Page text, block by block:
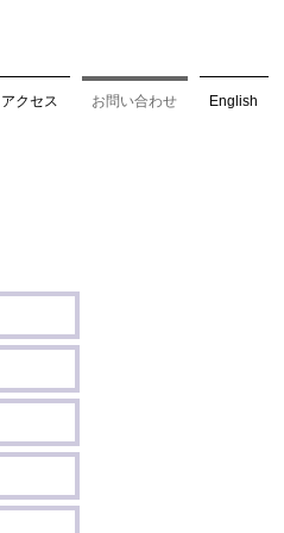
アクセス お問い合わせ English